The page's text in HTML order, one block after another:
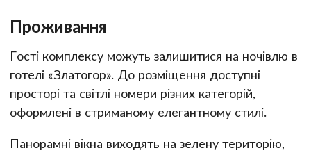
Проживання
Гості комплексу можуть залишитися на ночівлю в
готелі «Златогор». До розміщення доступні
просторі та світлі номери різних категорій,
оформлені в стриманому елегантному стилі.
Панорамні вікна виходять на зелену територію,